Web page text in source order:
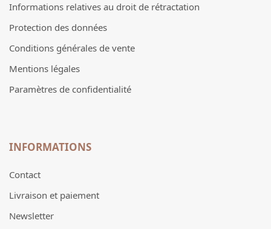
Informations relatives au droit de rétractation
Protection des données
Conditions générales de vente
Mentions légales
Paramètres de confidentialité
INFORMATIONS
Contact
Livraison et paiement
Newsletter